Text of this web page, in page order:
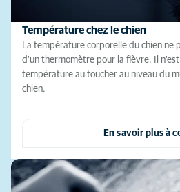
Température chez le chien
La température corporelle du chien ne
d'un thermomètre pour la fièvre. Il
température au toucher au niveau du
chien.
En savoir plus à